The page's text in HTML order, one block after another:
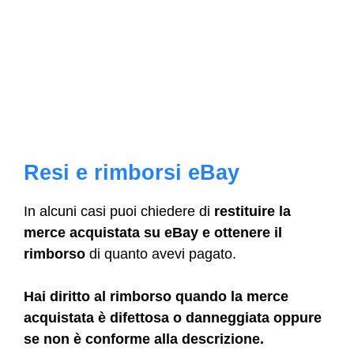
Resi e rimborsi eBay
In alcuni casi puoi chiedere di restituire la
merce acquistata su eBay e ottenere il
rimborso di quanto avevi pagato.
Hai diritto al rimborso quando la merce
acquistata è difettosa o danneggiata oppure
se non è conforme alla descrizione.